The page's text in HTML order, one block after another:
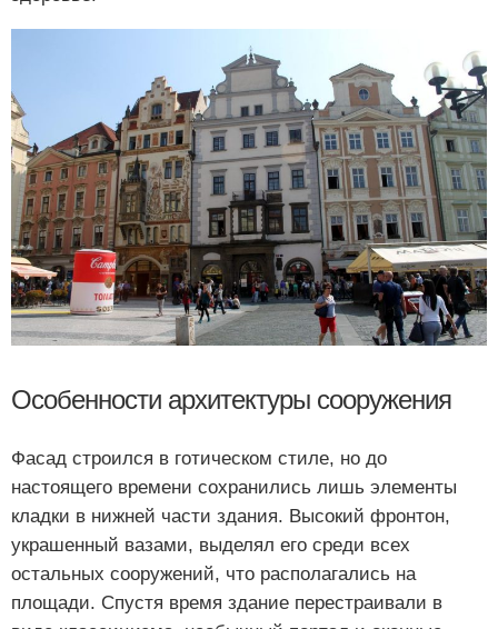
Особенности архитектуры сооружения
Фасад строился в готическом стиле, но до
настоящего времени сохранились лишь элементы
кладки в нижней части здания. Высокий фронтон,
украшенный вазами, выделял его среди всех
остальных сооружений, что располагались на
площади. Спустя время здание перестраивали в